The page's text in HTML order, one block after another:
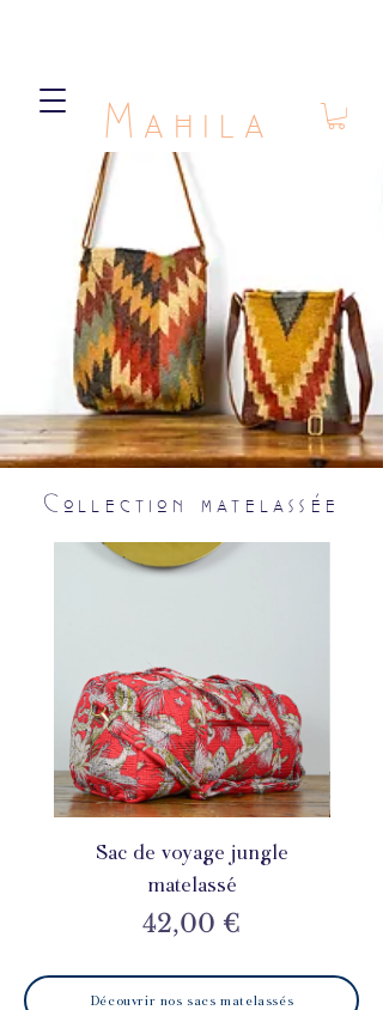
Mahila
Collection matelassée
Sac de voyage jungle
matelassé
Prix
42,00 €
Découvrir nos sacs matelassés